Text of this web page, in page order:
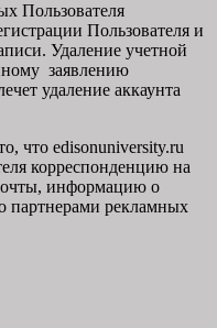
Пользователя
Пользователя и
Удаление учетной
заявлению
удаление аккаунта
что edisonuniversity.ru
корреспонденцию на
информацию о
партнерами рекламных